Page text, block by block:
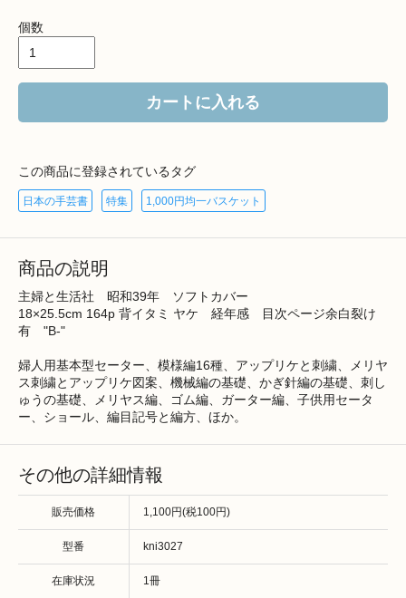
個数
カートに入れる
この商品に登録されているタグ
日本の手芸書 特集 1,000円均一バスケット
商品の説明
主婦と生活社 昭和39年 ソフトカバー
18×25.5cm 164p 背イタミ ヤケ 経年感 目次ページ余白裂け
有 "B-"
婦人用基本型セーター、模様編16種、アップリケと刺繍、メリヤ
ス刺繍とアップリケ図案、機械編の基礎、かぎ針編の基礎、刺し
ゅうの基礎、メリヤス編、ゴム編、ガーター編、子供用セータ
ー、ショール、編目記号と編方、ほか。
その他の詳細情報
販売価格 1,100円(税100円)
型番 kni3027
在庫状況 1冊